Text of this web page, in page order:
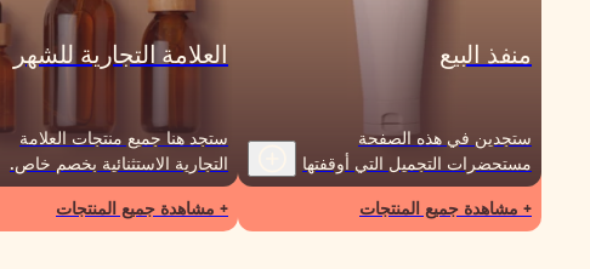
منفذ البيع
ستجدين في هذه الصفحة
مستحضرات التجميل التي أوقفتها
العلامات التجارية أو التي انخفضت
مدة صلاحيتها بسعر رائع!
+ مشاهدة جميع المنتجات
العلامة التجارية للشهر
ستجد هنا جميع منتجات العلامة
التجارية الاستثنائية بخصم خاص.
كل شهر جديد، لدينا علامة تجارية
جديدة من أجلك!
+ مشاهدة جميع المنتجات